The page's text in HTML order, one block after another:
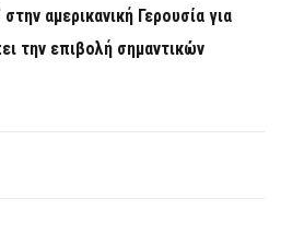
αμερικανική Γερουσία για
την επιβολή σημαντικών